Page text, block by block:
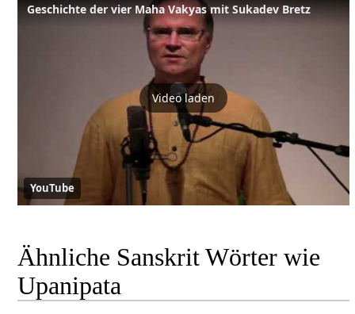
Geschichte der vier Maha Vakyas mit Sukadev Bretz
Video laden
YouTube
Ähnliche Sanskrit Wörter wie
Upanipata